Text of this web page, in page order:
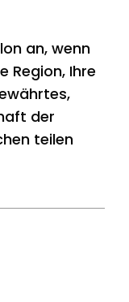
an, wenn
Region, Ihre
der
teilen